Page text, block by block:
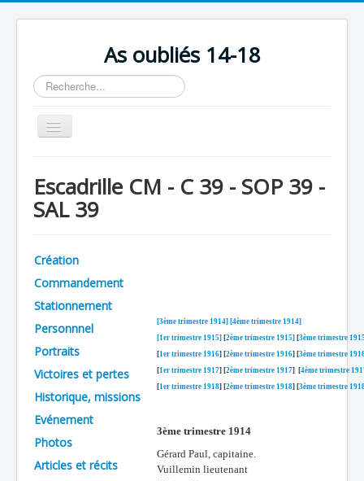
As oubliés 14-18
Rechercher
Basculer
la
Chronologie
Escadrilles
Avions
Personnels
Formation
Doctrines
Les As
Cahiers des As
Escadrille CM - C 39 - SOP 39 -
SAL 39
Création
Commandement
Stationnement
Personnnel
Portraits
Victoires et pertes
Historique, missions
Evénement
Photos
Articles et récits
[3ème trimestre 1914] [4ème trimestre 1914]
[1er trimestre 1915] [2ème trimestre 1915] [3ème trimestre
[1er trimestre 1916] [2ème trimestre 1916] [3ème trimestre
[1er trimestre 1917] [2ème trimestre 1917] [4ème trimestre
[1er trimestre 1918] [2ème trimestre 1918] [3ème trimestre
3ème trimestre 1914
Gérard Paul, capitaine.
Vuillemin lieutenant